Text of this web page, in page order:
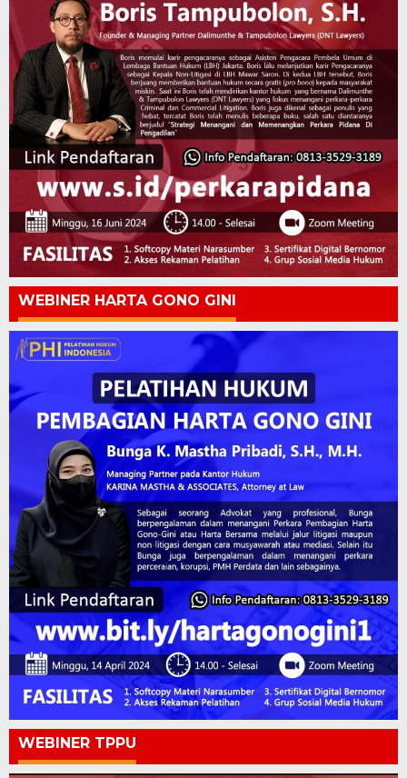
WEBINER HARTA GONO GINI
WEBINER TPPU